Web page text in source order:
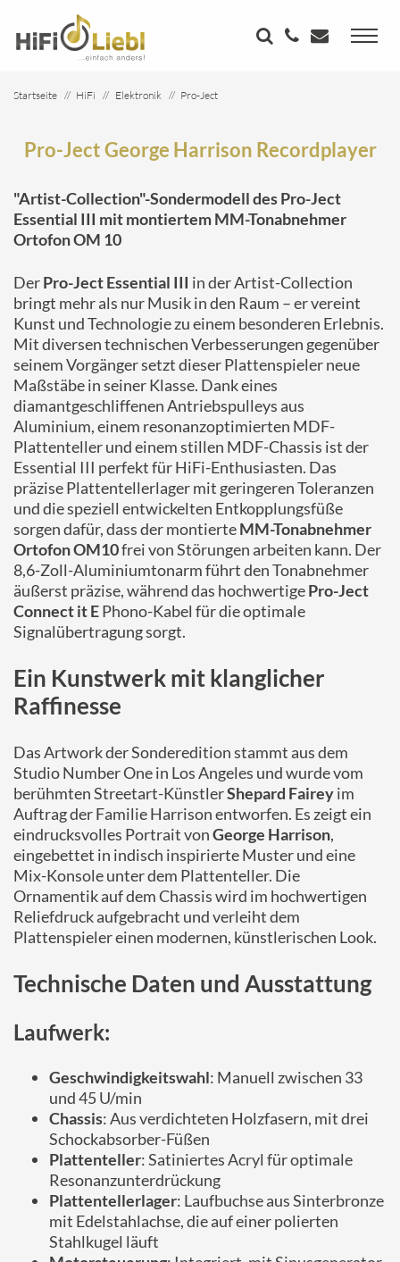
Startseite HiFi Elektronik
Pro-Ject
Pro-Ject George Harrison Recordplayer
"Artist-Collection"-Sondermodell des Pro-Ject
Essential III mit montiertem MM-Tonabnehmer
Ortofon OM 10
DerPro-Ject Essential III in der Artist-Collection
bringt mehr als nur Musik in den Raum – er vereint
Kunst und Technologie zu einem besonderen Erlebnis.
Mit diversen technischen Verbesserungen gegenüber
seinem Vorgänger setzt dieser Plattenspieler neue
Maßstäbe in seiner Klasse. Dank eines
diamantgeschliffenen Antriebspulleys aus
Aluminium, einem resonanzoptimierten MDF-
Plattenteller und einem stillen MDF-Chassis ist der
Essential III perfekt für HiFi-Enthusiasten. Das
präzise Plattentellerlager mit geringeren Toleranzen
und die speziell entwickelten Entkopplungsfüße
sorgen dafür, dass der montierteMM-Tonabnehmer
Ortofon OM10frei von Störungen arbeiten kann. Der
8,6-Zoll-Aluminiumtonarm führt den Tonabnehmer
äußerst präzise, während das hochwertigePro-Ject
Connect it EPhono-Kabel für die optimale
Signalübertragung sorgt.
Ein Kunstwerk mit klanglicher
Raffinesse
Das Artwork der Sonderedition stammt aus dem
Studio Number One in Los Angeles und wurde vom
berühmten Streetart-KünstlerShepard Faireyim
Auftrag der Familie Harrison entworfen. Es zeigt ein
eindrucksvolles Portrait vonGeorge Harrison,
eingebettet in indisch inspirierte Muster und eine
Mix-Konsole unter dem Plattenteller. Die
Ornamentik auf dem Chassis wird im hochwertigen
Reliefdruck aufgebracht und verleiht dem
Plattenspieler einen modernen, künstlerischen Look.
Technische Daten und Ausstattung
Laufwerk:
Geschwindigkeitswahl: Manuell zwischen 33
und 45 U/min
Chassis: Aus verdichteten Holzfasern, mit drei
Schockabsorber-Füßen
Plattenteller: Satiniertes Acryl für optimale
Resonanzunterdrückung
Plattentellerlager: Laufbuchse aus Sinterbronze
mit Edelstahlachse, die auf einer polierten
Stahlkugel läuft